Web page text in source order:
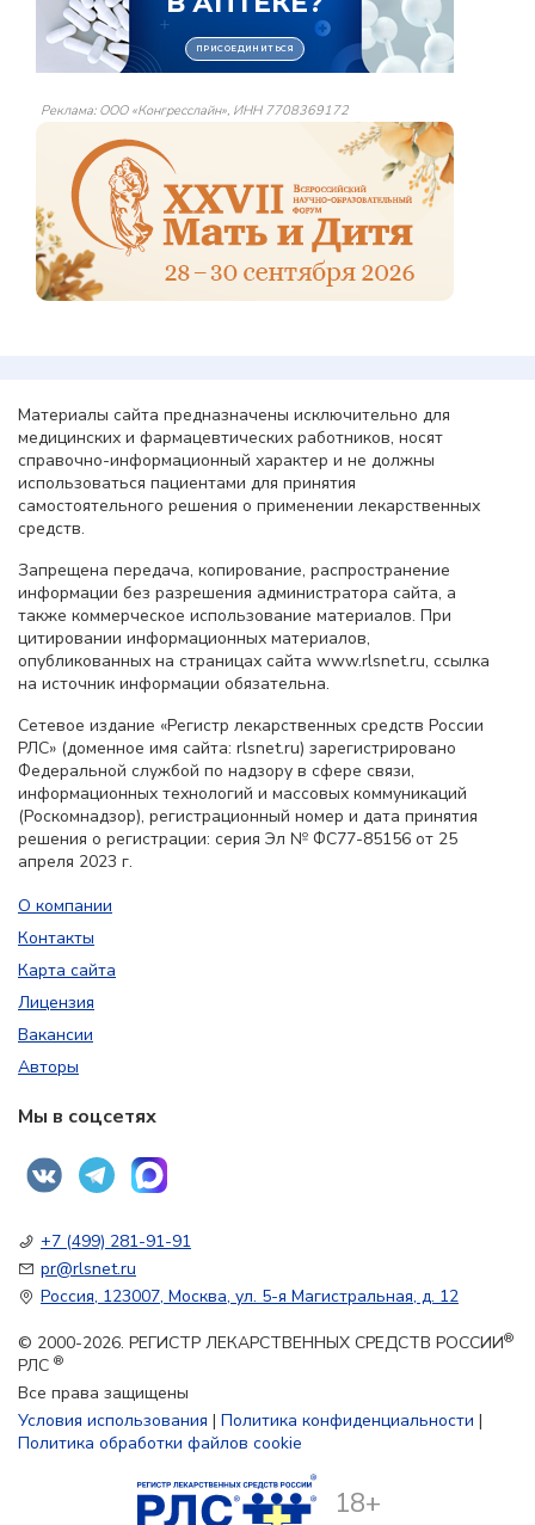
Реклама: ООО «Конгресслайн», ИНН 7708369172
Материалы сайта предназначены исключительно для
медицинских и фармацевтических работников, носят
справочно-информационный характер и не должны
использоваться пациентами для принятия
самостоятельного решения о применении лекарственных
средств.
Запрещена передача, копирование, распространение
информации без разрешения администратора сайта, а
также коммерческое использование материалов. При
цитировании информационных материалов,
опубликованных на страницах сайта www.rlsnet.ru, ссылка
на источник информации обязательна.
Сетевое издание «Регистр лекарственных средств России
РЛС» (доменное имя сайта: rlsnet.ru) зарегистрировано
Федеральной службой по надзору в сфере связи,
информационных технологий и массовых коммуникаций
(Роскомнадзор), регистрационный номер и дата принятия
решения о регистрации: серия Эл № ФС77-85156 от 25
апреля 2023 г.
О компании
Контакты
Карта сайта
Лицензия
Вакансии
Авторы
Мы в соцсетях
+7 (499) 281-91-91
pr@rlsnet.ru
Россия, 123007, Москва, ул. 5-я Магистральная, д. 12
© 2000-2026. РЕГИСТР ЛЕКАРСТВЕННЫХ СРЕДСТВ РОССИИ®
РЛС ®
Все права защищены
Условия использования | Политика конфиденциальности |
Политика обработки файлов cookie
18+